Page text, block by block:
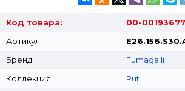
Код товара:
00-00193677
Артикул:
Бренд:
Fumagalli
Коллекция:
Rut